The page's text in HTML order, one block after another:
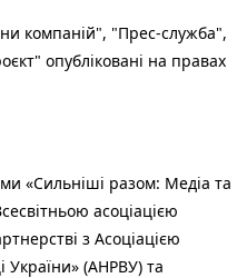
компаній", "Прес-служба",
опубліковані на правах
«Сильніші разом: Медіа та
асоціацією
з Асоціацією
України» (АНРВУ) та